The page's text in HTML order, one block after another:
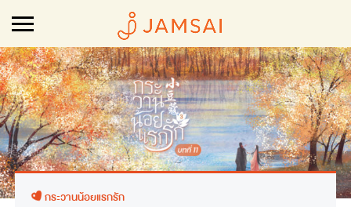
กระวานน้อยแรกรัก